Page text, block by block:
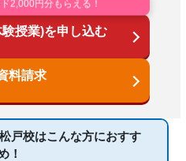
度あり、1科目から受講可
習のみの受講可、自習室あり
代文、古典（古文・漢文）、算
理科、物理、化学、生物、地
日本史、世界史、歴史総合、
地理、英語、英会話、プログ
小論文
2,000円分もらえる！
授業)を申し込む
料請求
戸校はこんな方におすす
！